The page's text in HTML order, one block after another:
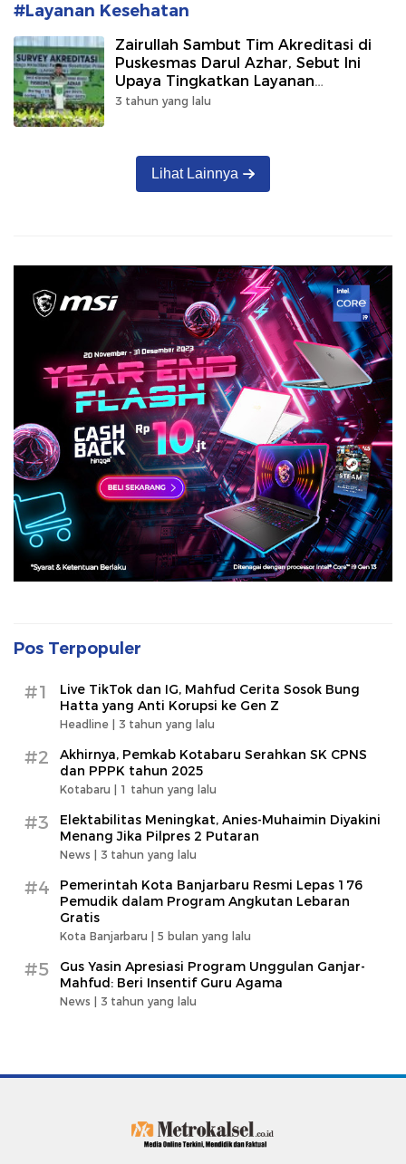
#Layanan Kesehatan
Zairullah Sambut Tim Akreditasi di
Puskesmas Darul Azhar, Sebut Ini
Upaya Tingkatkan Layanan
Kesehatan
3 tahun yang lalu
Lihat Lainnya
Pos Terpopuler
#1
Live TikTok dan IG, Mahfud Cerita Sosok Bung
Hatta yang Anti Korupsi ke Gen Z
Headline | 3 tahun yang lalu
#2
Akhirnya, Pemkab Kotabaru Serahkan SK CPNS
dan PPPK tahun 2025
Kotabaru | 1 tahun yang lalu
#3
Elektabilitas Meningkat, Anies-Muhaimin Diyakini
Menang Jika Pilpres 2 Putaran
News | 3 tahun yang lalu
#4
Pemerintah Kota Banjarbaru Resmi Lepas 176
Pemudik dalam Program Angkutan Lebaran
Gratis
Kota Banjarbaru | 5 bulan yang lalu
#5
Gus Yasin Apresiasi Program Unggulan Ganjar-
Mahfud: Beri Insentif Guru Agama
News | 3 tahun yang lalu